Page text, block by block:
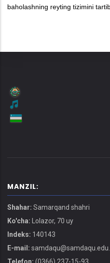
baholashning reyting tizimini
MANZIL:
Shahar: Samarqand shahri
Ko'cha: Lolazor, 70 uy
Indeks: 140143
E-mail: